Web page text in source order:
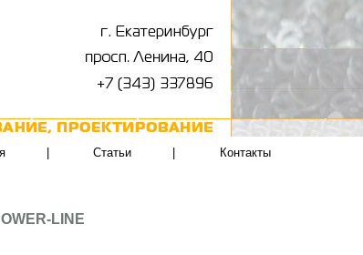
Статьи Контакты
LINE